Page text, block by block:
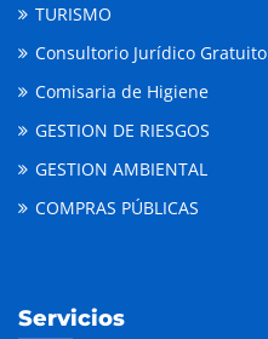
TURISMO
Consultorio Jurídico Gratuito
Comisaria de Higiene
GESTION DE RIESGOS
GESTION AMBIENTAL
COMPRAS PÚBLICAS
Servicios